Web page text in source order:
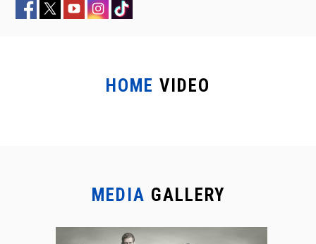
HOME VIDEO
MEDIA GALLERY